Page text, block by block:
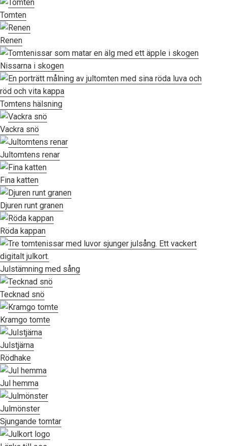
Tomten
Renen
Nissarna i skogen
Tomtens hälsning
Vackra snö
Jultomtens renar
Fina katten
Djuren runt granen
Röda kappan
Julstämning med sång
Tecknad snö
Kramgo tomte
Julstjärna
Rödhake
Jul hemma
Julmönster
Sjungande tomtar